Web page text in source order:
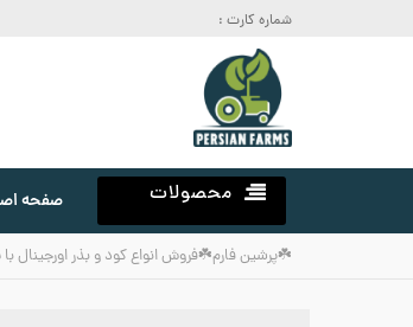
شماره کارت :
محصولات صفحه
☘️پرشین فارم☘️فروش انواع کود و بذر اورجینال